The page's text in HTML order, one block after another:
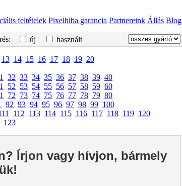
feltételek Pixelhiba garancia Partnereink Állás Blog
új használt
13 14 15 16 17 18 19 20
32 33 34 35 36 37 38 39 40
52 53 54 55 56 57 58 59 60
72 73 74 75 76 77 78 79 80
92 93 94 95 96 97 98 99 100
112 113 114 115 116 117 118 119 120
123
Írjon vagy hívjon, bármely